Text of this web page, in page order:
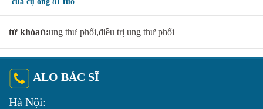
từ khóaก:ung thư phổi,điều trị ung thư phổi
ALO BÁC SĨ
Hà Nội: